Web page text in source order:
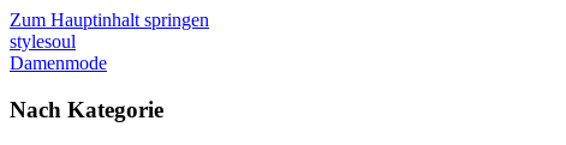
Zum Hauptinhalt springen
stylesoul
Damenmode
Nach Kategorie